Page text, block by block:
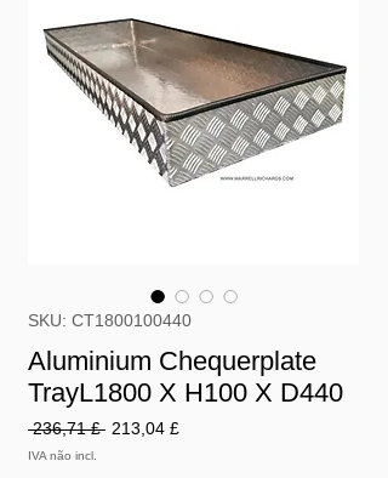
SKU: CT1800100440
Aluminium Chequerplate
TrayL1800 X H100 X D440
236,71 £ Preço
213,04 £
IVA não incl.